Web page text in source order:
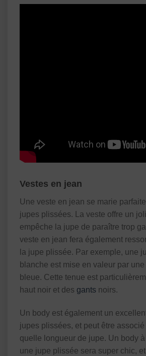
Vestes en jean
Une veste en jean se marie
jupes plissées. La veste offre un
empêche la jupe de paraître trop
veste en jean fera également
la jupe plissée. Par exemple, une
blanche est mise en valeur par
bleue. Cette tenue est
haut noir et des gants noirs.
Un body est également un
jupes plissées, et peut être associé
quelle longueur de jupe. Un body
une jupe plissée sera super chic,